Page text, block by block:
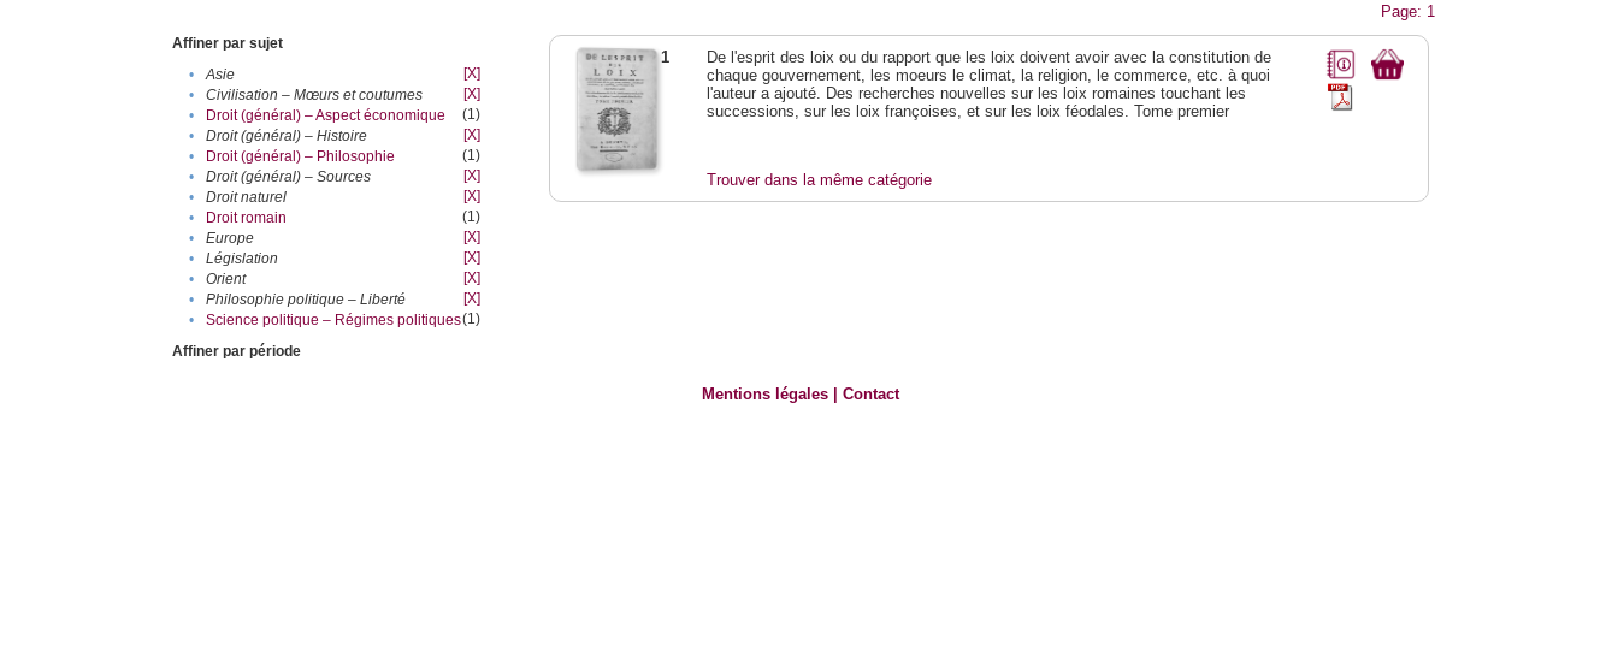
Page: 1
Affiner par sujet
•
Asie
[X]
•
Civilisation – Mœurs et coutumes
[X]
•
Droit (général) – Aspect économique
(1)
•
Droit (général) – Histoire
[X]
•
Droit (général) – Philosophie
(1)
•
Droit (général) – Sources
[X]
•
Droit naturel
[X]
•
Droit romain
(1)
•
Europe
[X]
•
Législation
[X]
•
Orient
[X]
•
Philosophie politique – Liberté
[X]
•
Science politique – Régimes politiques(1)
Affiner par période
1
De l'esprit des loix ou du rapport que les loix doivent avoir avec la constitution de
chaque gouvernement, les moeurs le climat, la religion, le commerce, etc. à quoi
l'auteur a ajouté. Des recherches nouvelles sur les loix romaines touchant les
successions, sur les loix françoises, et sur les loix féodales. Tome premier
Trouver dans la même catégorie
Mentions légales |Contact